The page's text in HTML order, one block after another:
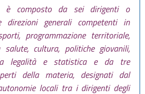
è composto da sei dirigenti o
direzioni generali competenti in
programmazione territoriale,
cultura, politiche giovanili,
legalità e statistica e da tre
della materia, designati dal
locali tra i dirigenti degli